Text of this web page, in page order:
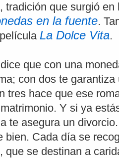
tradición que surgió en
en la fuente.
La Dolce Vita.
dice que con una
con dos te garantiza
tres hace que ese
Y si ya
te asegura un
bien. Cada día se
que se destinan a